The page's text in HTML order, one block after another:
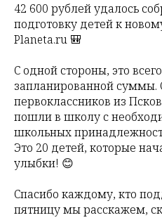
42 600 рублей удалось
подготовку детей к
Planeta.ru 🎒
С одной стороны, это
запланированной суммы.
первоклассников из
пошли в школу с
школьных
Это 20 детей, которые
улыбки! 😊
Спасибо каждому, кто
пятницу мы расскажем,